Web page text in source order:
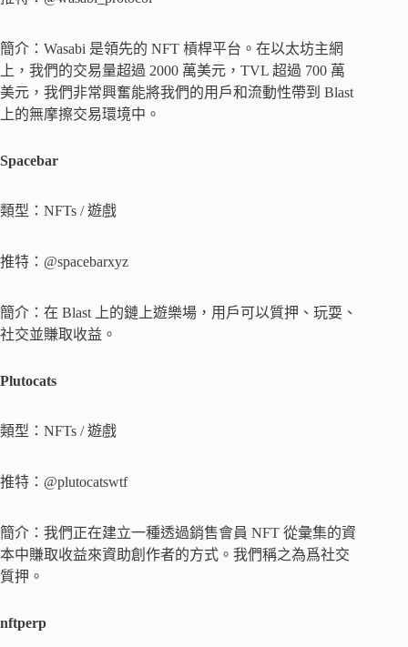
簡介：Wasabi 是領先的 NFT 槓桿平台。在以太坊主網
上，我們的交易量超過 2000 萬美元，TVL 超過 700 萬
美元，我們非常興奮能將我們的用戶和流動性帶到 Blast
上的無摩擦交易環境中。
Spacebar
類型：NFTs / 遊戲
推特：@spacebarxyz
簡介：在 Blast 上的鏈上遊樂場，用戶可以質押、玩耍、
社交並賺取收益。
Plutocats
類型：NFTs / 遊戲
推特：@plutocatswtf
簡介：我們正在建立一種透過銷售會員 NFT 從彙集的資
本中賺取收益來資助創作者的方式。我們稱之為爲社交
質押。
nftperp